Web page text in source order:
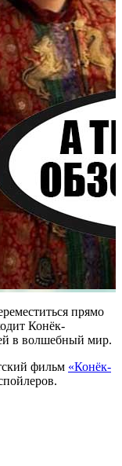
прямо
Конёк-
в волшебный мир.
фильм «Конёк-